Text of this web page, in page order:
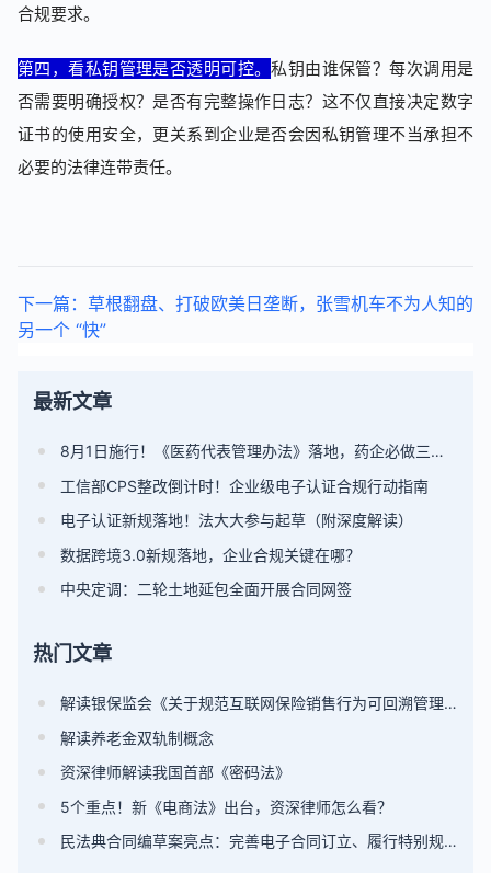
合规要求。
第四，看私钥管理是否透明可控。私钥由谁保管？每次调用是
否需要明确授权？是否有完整操作日志？这不仅直接决定数字
证书的使用安全，更关系到企业是否会因私钥管理不当承担不
必要的法律连带责任。
下一篇：草根翻盘、打破欧美日垄断，张雪机车不为人知的
另一个 “快”
最新文章
8月1日施行！《医药代表管理办法》落地，药企必做三件事
工信部CPS整改倒计时！企业级电子认证合规行动指南
电子认证新规落地！法大大参与起草（附深度解读）
数据跨境3.0新规落地，企业合规关键在哪？
中央定调：二轮土地延包全面开展合同网签
热门文章
解读银保监会《关于规范互联网保险销售行为可回溯管理的通知》（附全文）
解读养老金双轨制概念
资深律师解读我国首部《密码法》
5个重点！新《电商法》出台，资深律师怎么看？
民法典合同编草案亮点：完善电子合同订立、履行特别规则